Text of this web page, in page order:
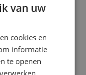
je mening
van je
van uw
cookies en
informatie
te openen